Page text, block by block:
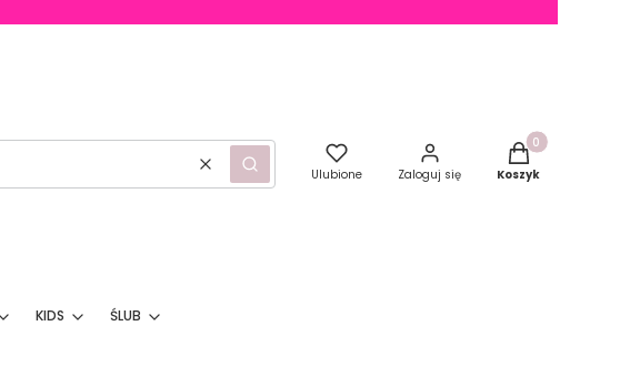
WyczyśćSzukaj Ulubione Zaloguj się
Produkty w
Koszyk
KIDS ŚLUB